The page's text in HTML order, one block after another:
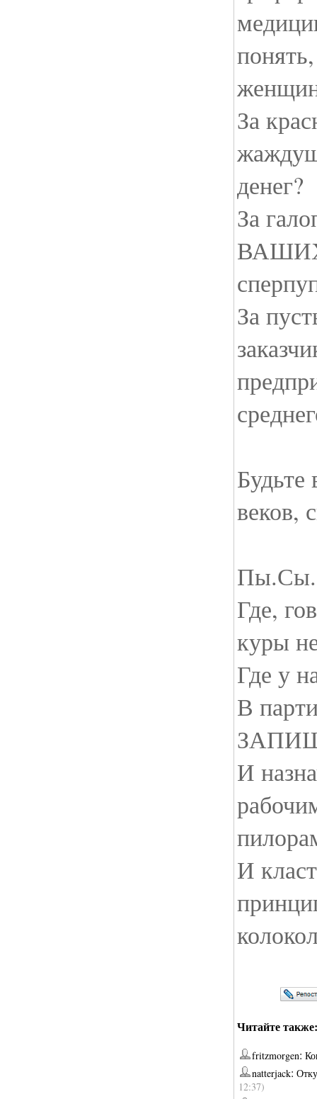
За
денег?
За
ВАШИХ
За
веков,
Пы.Сы.
Где,
куры
Где у
В
И
И
Читайте также:
fritzmorgen:
natterjack:
12:37)